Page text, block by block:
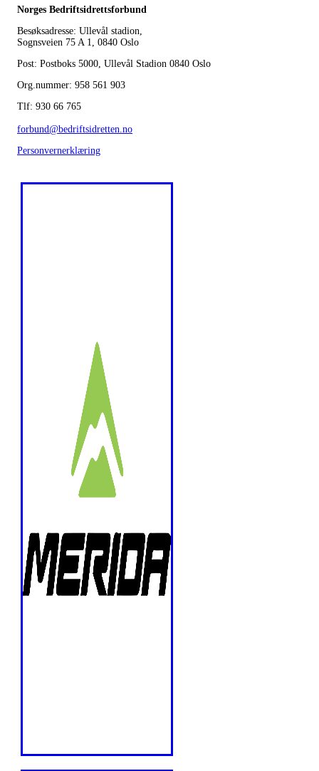
Norges Bedriftsidrettsforbund
Besøksadresse: Ullevål stadion,
Sognsveien 75 A 1, 0840 Oslo
Post: Postboks 5000, Ullevål Stadion 0840 Oslo
Org.nummer: 958 561 903
Tlf: 930 66 765
forbund@bedriftsidretten.no
Personvernerklæring